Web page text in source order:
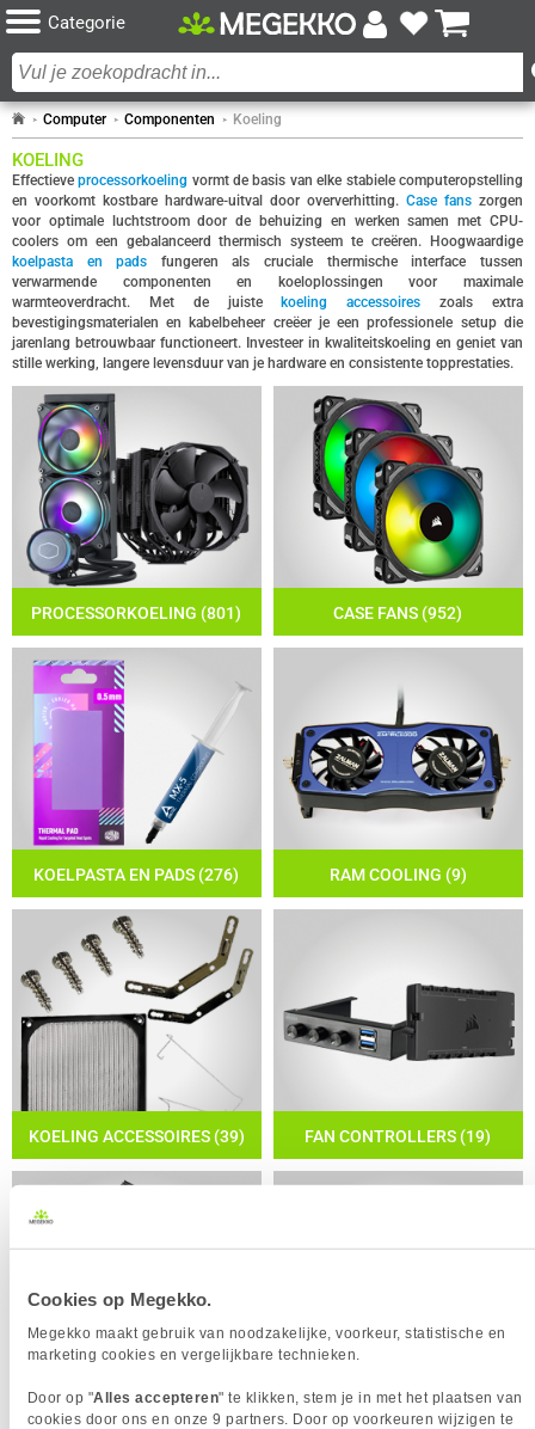
Cookies op Megekko.
Megekko maakt gebruik van noodzakelijke, voorkeur, statistische en
marketing cookies en vergelijkbare technieken.
Door op "Alles accepteren" te klikken, stem je in met het plaatsen van
cookies door ons en onze 9 partners. Door op voorkeuren wijzigen te
Categorie
Computer Componenten Koeling
KOELING
Effectieveprocessorkoeling vormt de basis van elke stabiele computeropstelling
en voorkomt kostbare hardware-uitval door oververhitting. Case fans zorgen
voor optimale luchtstroom door de behuizing en werken samen met CPU-
coolers om een gebalanceerd thermisch systeem te creëren. Hoogwaardige
koelpasta en pads fungeren als cruciale thermische interface tussen
verwarmende componenten en koeloplossingen voor maximale
warmteoverdracht. Met de juiste
koeling accessoires zoals extra
bevestigingsmaterialen en kabelbeheer creëer je een professionele setup die
jarenlang betrouwbaar functioneert. Investeer in kwaliteitskoeling en geniet van
stille werking, langere levensduur van je hardware en consistente topprestaties.
PROCESSORKOELING (801) CASE FANS (952)
KOELPASTA EN PADS (276) RAM COOLING (9)
KOELING ACCESSOIRES (39) FAN CONTROLLERS (19)
M.2 KOELERS (23) VGA COOLING (1)